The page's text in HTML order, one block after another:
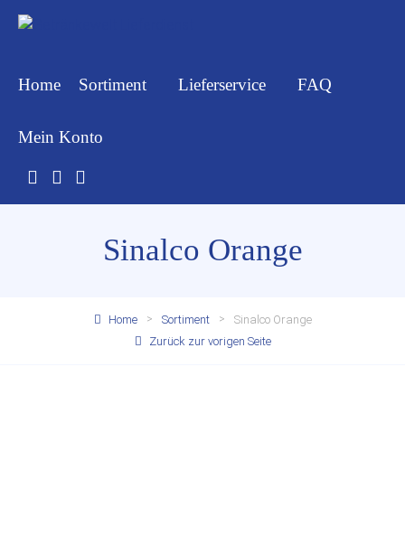
Home Sortiment Lieferservice FAQ
Mein Konto
Sinalco Orange
Home Sortiment
Sinalco Orange
Zurück zur vorigen Seite